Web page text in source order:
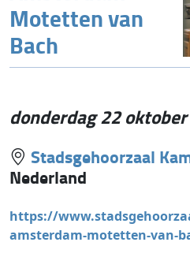
Motetten van
Bach
donderdag 22
Stadsgehoorzaal
Nederland
https://
amsterdam-motetten-van-